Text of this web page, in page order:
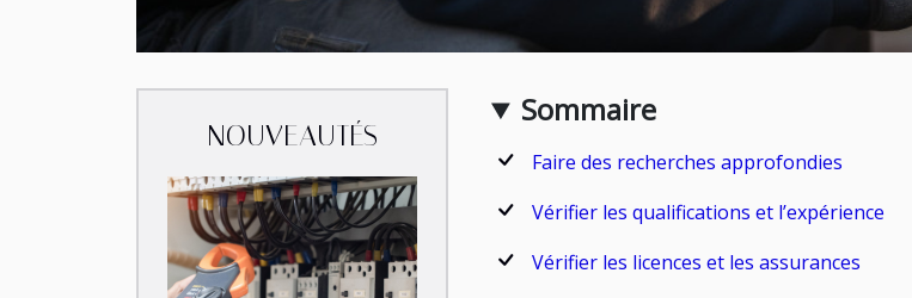
NOUVEAUTÉS
Sommaire
Faire des recherches approfondies
Vérifier les qualifications et l’expérience
Vérifier les licences et les assurances